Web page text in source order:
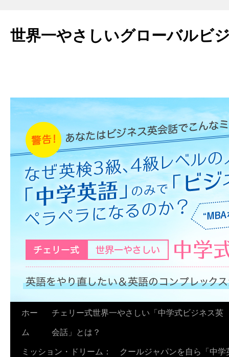
世界一やさしいグローバルビ
ホー
ム
チェリー式世界一やさしい「中学式ビジネス英
会話」とは？
ミッション・ドリーム： クールジャパンを自ら「中学